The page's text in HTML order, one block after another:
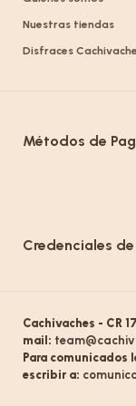
Nuestras tiendas
Disfraces
Métodos de
Credenciales
Cachivaches - CR
mail:
Para
escribir a: